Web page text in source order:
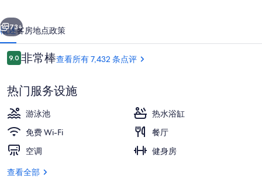
滩
度
假
村
的
照
片
库
家庭套房, 多张床, 无烟房, 池畔
个 下一个
73+
概述客房地点政策
点
评
9.09.0/10
非常棒查看所有 7,432 条点评
热门服务设施
游泳池
热水浴缸
免费 Wi-Fi
餐厅
空调
健身房
查看全部